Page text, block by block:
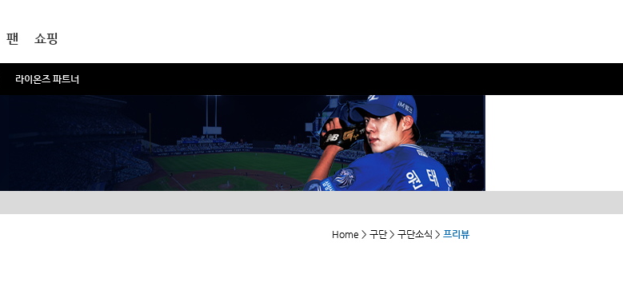
라이온즈 파트너
팬 쇼핑
Home > 구단 > 구단소식 > 프리뷰